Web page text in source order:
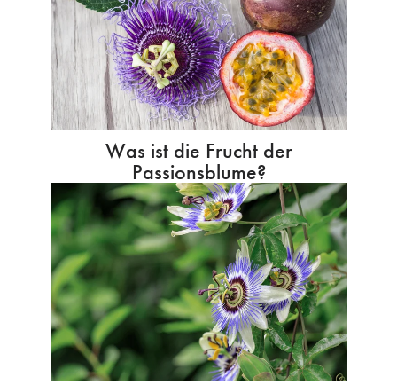
Was ist die Frucht der
Passionsblume?